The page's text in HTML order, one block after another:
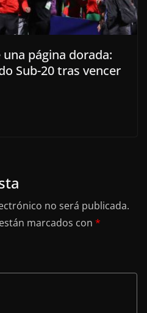
página dorada:
Sub-20 tras vencer
no será publicada.
marcados con *